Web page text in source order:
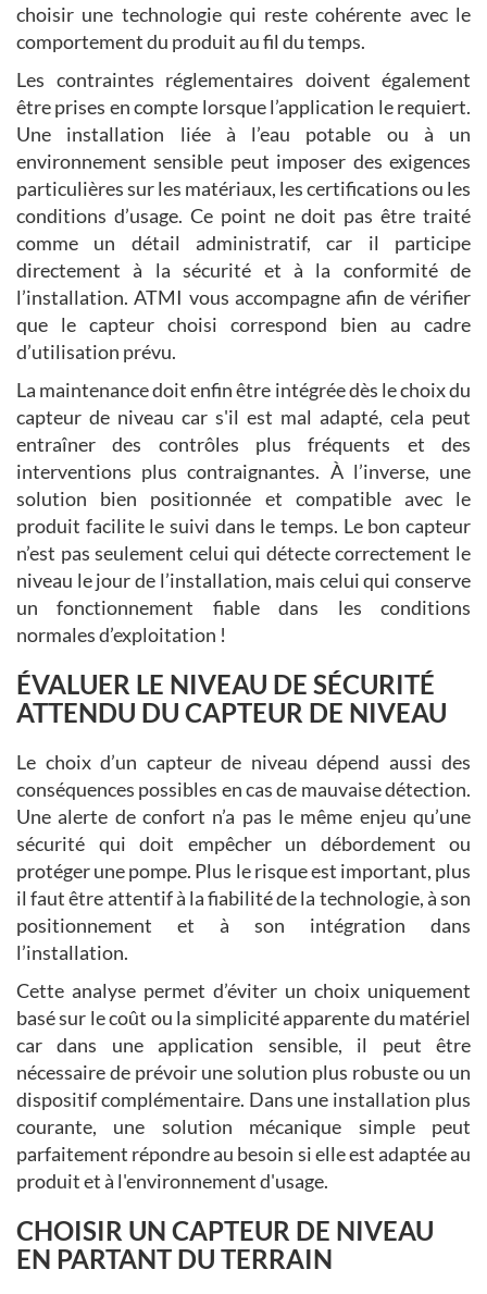
choisir une technologie qui reste cohérente avec le
comportement du produit au fil du temps.
Les contraintes réglementaires doivent également
être prises en compte lorsque l’application le requiert.
Une installation liée à l’eau potable ou à un
environnement sensible peut imposer des exigences
particulières sur les matériaux, les certifications ou les
conditions d’usage. Ce point ne doit pas être traité
comme un détail administratif, car il participe
directement à la sécurité et à la conformité de
l’installation. ATMI vous accompagne afin de vérifier
que le capteur choisi correspond bien au cadre
d’utilisation prévu.
La maintenance doit enfin être intégrée dès le choix du
capteur de niveau car s'il est mal adapté, cela peut
entraîner des contrôles plus fréquents et des
interventions plus contraignantes. À l’inverse, une
solution bien positionnée et compatible avec le
produit facilite le suivi dans le temps. Le bon capteur
n’est pas seulement celui qui détecte correctement le
niveau le jour de l’installation, mais celui qui conserve
un fonctionnement fiable dans les conditions
normales d’exploitation !
ÉVALUER LE NIVEAU DE SÉCURITÉ
ATTENDU DU CAPTEUR DE NIVEAU
Le choix d’un capteur de niveau dépend aussi des
conséquences possibles en cas de mauvaise détection.
Une alerte de confort n’a pas le même enjeu qu’une
sécurité qui doit empêcher un débordement ou
protéger une pompe. Plus le risque est important, plus
il faut être attentif à la fiabilité de la technologie, à son
positionnement et à son intégration dans
l’installation.
Cette analyse permet d’éviter un choix uniquement
basé sur le coût ou la simplicité apparente du matériel
car dans une application sensible, il peut être
nécessaire de prévoir une solution plus robuste ou un
dispositif complémentaire. Dans une installation plus
courante, une solution mécanique simple peut
parfaitement répondre au besoin si elle est adaptée au
produit et à l'environnement d'usage.
CHOISIR UN CAPTEUR DE NIVEAU
EN PARTANT DU TERRAIN